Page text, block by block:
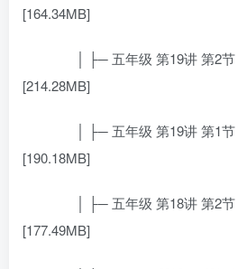
[164.34MB]
│ ├─ 五年级 第19讲 第2节
[214.28MB]
│ ├─ 五年级 第19讲 第1节
[190.18MB]
│ ├─ 五年级 第18讲 第2节
[177.49MB]